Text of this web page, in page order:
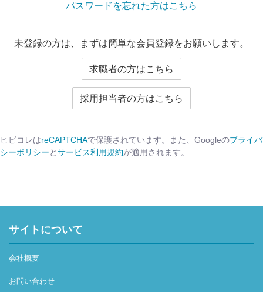
パスワードを忘れた方はこちら
未登録の方は、まずは簡単な会員登録をお願いします。
求職者の方はこちら
採用担当者の方はこちら
ヒビコレはreCAPTCHAで保護されています。また、Googleのプライバ
シーポリシーとサービス利用規約が適用されます。
サイトについて
会社概要
お問い合わせ